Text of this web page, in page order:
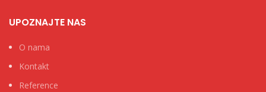
UPOZNAJTE NAS
O nama
Kontakt
Reference